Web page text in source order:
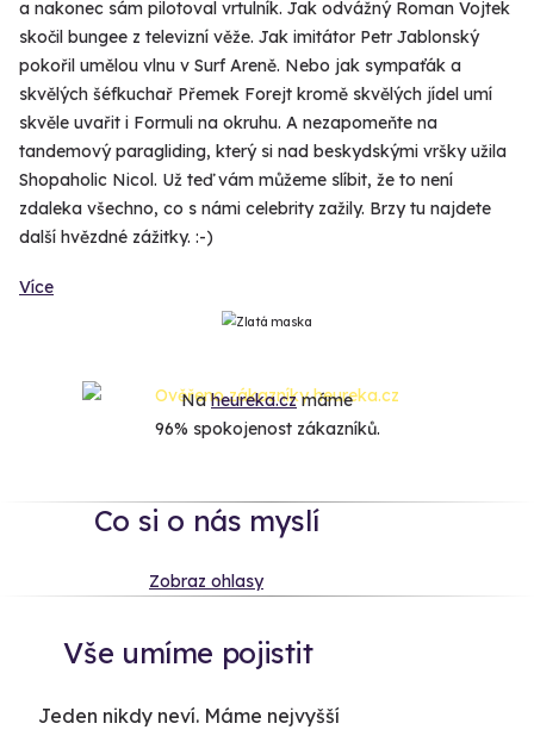
a nakonec sám pilotoval vrtulník. Jak odvážný Roman Vojtek
skočil bungee z televizní věže. Jak imitátor Petr Jablonský
pokořil umělou vlnu v Surf Areně. Nebo jak sympaťák a
skvělých šéfkuchař Přemek Forejt kromě skvělých jídel umí
skvěle uvařit i Formuli na okruhu. A nezapomeňte na
tandemový paragliding, který si nad beskydskými vršky užila
Shopaholic Nicol. Už teď vám můžeme slíbit, že to není
zdaleka všechno, co s námi celebrity zažily. Brzy tu najdete
další hvězdné zážitky. :-)
Více
Naheureka.czmáme
96% spokojenost zákazníků.
Co si o nás myslí
Zobraz ohlasy
Vše umíme pojistit
Jeden nikdy neví. Máme nejvyšší